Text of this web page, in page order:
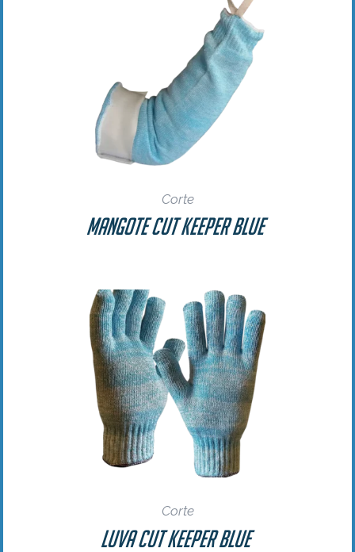
Corte
Mangote Cut Keeper Blue
Corte
Luva Cut Keeper Blue